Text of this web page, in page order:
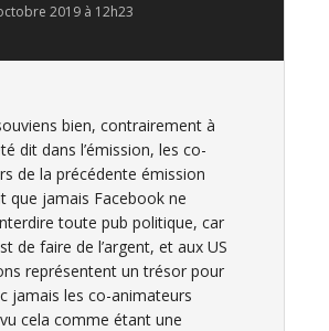
2019 à 12h23
bien, contrairement à
dit dans l’émission, les co-
de la précédente émission
que jamais Facebook ne
toute pub politique, car
de faire de l’argent, et aux US
représentent un trésor pour
jamais les co-animateurs
vu cela comme étant une